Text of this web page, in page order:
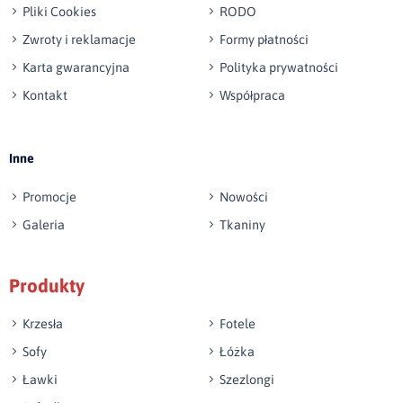
Wyślij opinię
Pliki Cookies
RODO
Zwroty i reklamacje
Formy płatności
Karta gwarancyjna
Polityka prywatności
Kontakt
Współpraca
Inne
Promocje
Nowości
Galeria
Tkaniny
Produkty
Krzesła
Fotele
Sofy
Łóżka
Ławki
Szezlongi